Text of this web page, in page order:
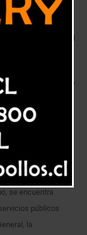
Valenzuela,
y autoridades
dependencias del
ceremonia donde se
Bienes Nacionales
Barros Luco,
de oficinas más
la comuna, que
se encuentra
públicos
la